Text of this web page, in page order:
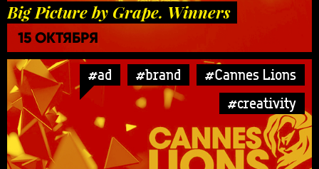
Big Picture by Grape. Winners
15 ОКТЯБРЯ
#ad #brand
#Cannes Lions
#creativity